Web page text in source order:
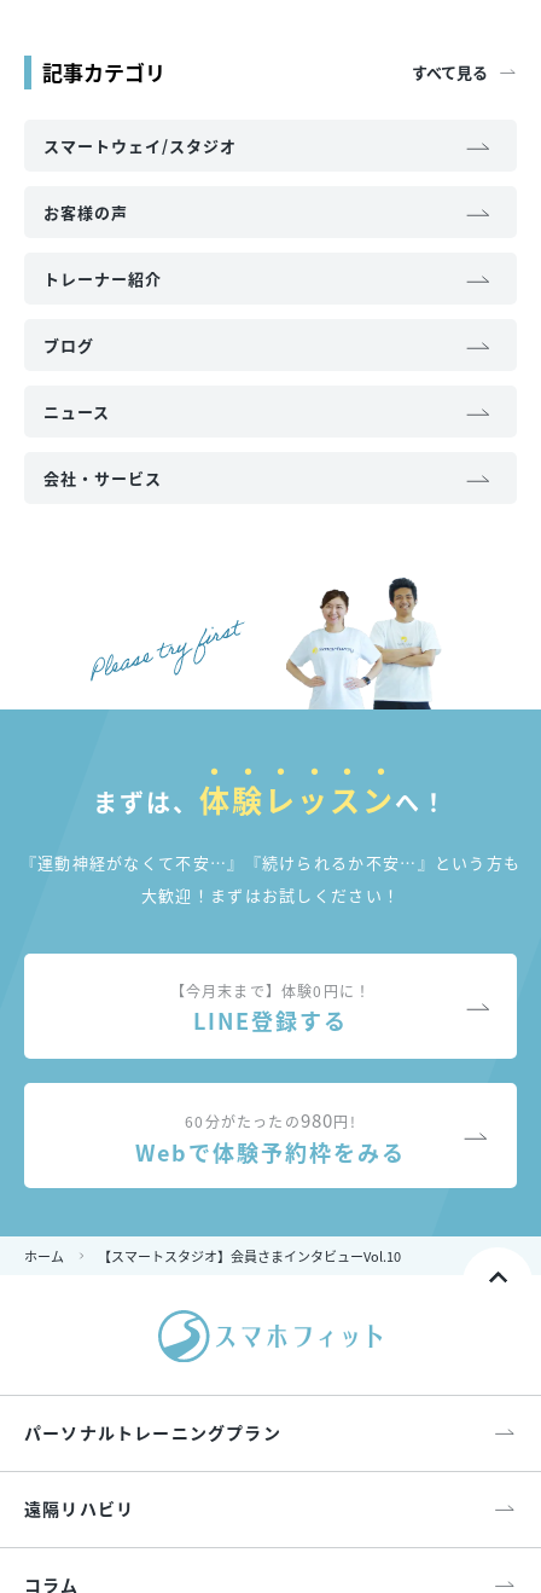
記事カテゴリ すべて見る
スマートウェイ/スタジオ
お客様の声
トレーナー紹介
ブログ
ニュース
会社・サービス
まずは、 体験レッスンへ！
『運動神経がなくて不安…』『続けられるか不安…』 という方も
大歓迎！まずはお試しください！
【今月末まで】体験0円に！
LINE登録する
60分がたったの980円!
Webで体験予約枠をみる
ホーム 【スマートスタジオ】会員さまインタビューVol.10
パーソナルトレーニングプラン
遠隔リハビリ
コラム